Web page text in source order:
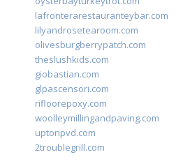
lafronterarestauranteybar.com
lilyandrosetearoom.com
olivesburgberrypatch.com
theslushkids.com
giobastian.com
glpascensori.com
rifloorepoxy.com
woolleymillingandpaving.com
uptonpvd.com
2troublegrill.com